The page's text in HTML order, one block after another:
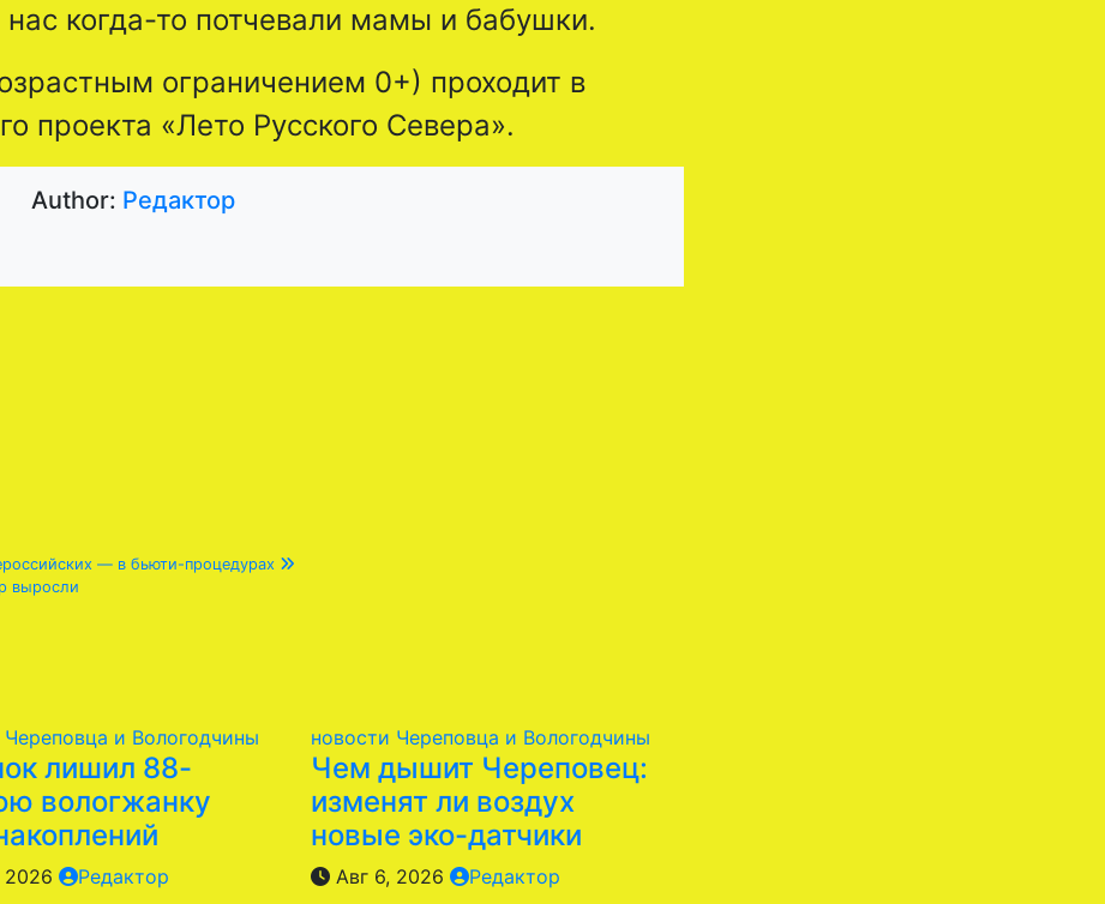
когда-то потчевали мамы и бабушки.
ограничением 0+) проходит в
проекта «Лето Русского Севера».
Author: Редактор
— в бьюти-процедурах
выросли
Череповца и Вологодчины
лишил 88-
вологжанку
2026 Редактор
новости Череповца и Вологодчины
Чем дышит Череповец:
изменят ли воздух
новые эко-датчики
Авг 6, 2026 Редактор